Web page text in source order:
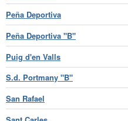
Peña Deportiva
Peña Deportiva "B"
Puig d'en Valls
S.d. Portmany "B"
San Rafael